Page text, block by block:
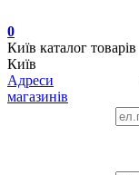
0
Київ каталог товарів
Київ
Адреси
магазинів